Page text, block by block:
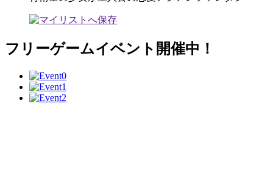
フリーゲームイベント開催中！